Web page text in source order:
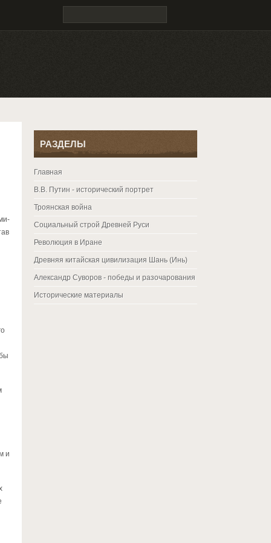
и
РАЗДЕЛЫ
Главная
В.В. Путин - исторический портрет
Троянская война
Социальный строй Древней Руси
Революция в Иране
Древняя китайская цивилизация Шань (Инь)
Александр Суворов - победы и разочарования
Исторические материалы